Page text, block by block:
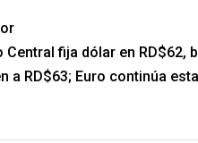
Central fija dólar en RD$62,
a RD$63; Euro continúa